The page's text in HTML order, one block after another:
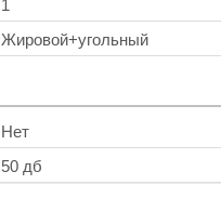
1
Жировой+угольный
Нет
50 дб